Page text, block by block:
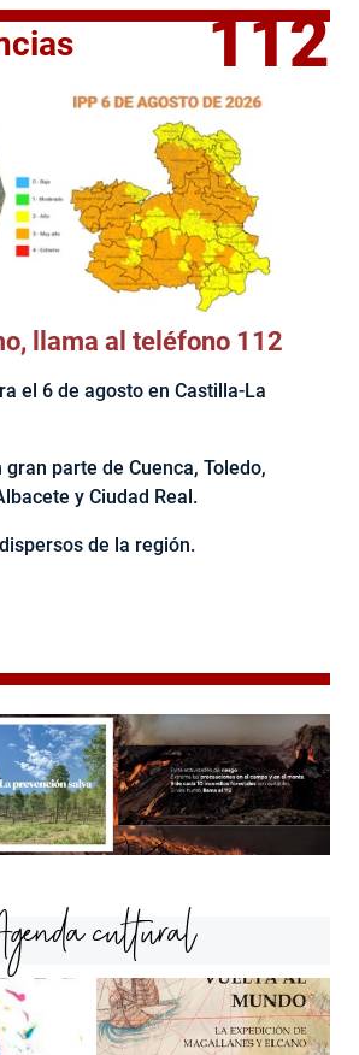
112
llama al teléfono 112
el 6 de agosto en Castilla-La
gran parte de Cuenca, Toledo,
y Ciudad Real.
de la región.
cultural